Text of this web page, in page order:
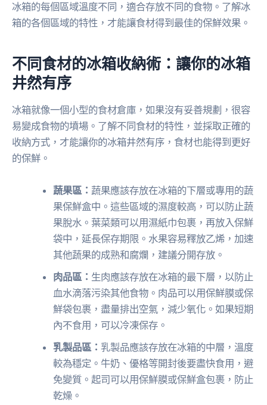
冰箱的每個區域溫度不同，適合存放不同的食物。了解冰
箱的各個區域的特性，才能讓食材得到最佳的保鮮效果。
不同食材的冰箱收納術：讓你的冰箱
井然有序
冰箱就像一個小型的食材倉庫，如果沒有妥善規劃，很容
易變成食物的墳場。了解不同食材的特性，並採取正確的
收納方式，才能讓你的冰箱井然有序，食材也能得到更好
的保鮮。
蔬果區： 蔬果應該存放在冰箱的下層或專用的蔬
果保鮮盒中。這些區域的濕度較高，可以防止蔬
果脫水。葉菜類可以用濕紙巾包裹，再放入保鮮
袋中，延長保存期限。水果容易釋放乙烯，加速
其他蔬果的成熟和腐爛，建議分開存放。
肉品區： 生肉應該存放在冰箱的最下層，以防止
血水滴落污染其他食物。肉品可以用保鮮膜或保
鮮袋包裹，盡量排出空氣，減少氧化。如果短期
內不食用，可以冷凍保存。
乳製品區： 乳製品應該存放在冰箱的中層，溫度
較為穩定。牛奶、優格等開封後要盡快食用，避
免變質。起司可以用保鮮膜或保鮮盒包裹，防止
乾燥。